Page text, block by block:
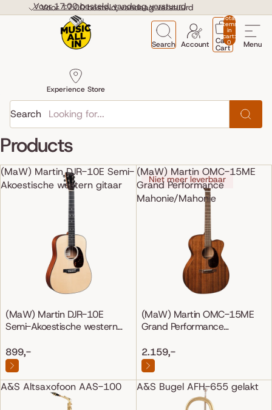
Voor 17:00 besteld, vandaag verstuurd
Voor 17:00 besteld, vandaag verstuurd
Menu
Search
Experience Store
Account
Total
items
in
cart:
0
Cart
Cart
Search
Products
(MaW) Martin DJR-10E Semi-
Akoestische western gitaar
(MaW) Martin DJR-10E
Semi-Akoestische western
899,-
(MaW) Martin OMC-15ME
Grand Performance
Mahonie/Mahonie
Niet meer leverbaar
(MaW) Martin OMC-15ME
Grand Performance
2.159,-
A&S Altsaxofoon AAS-100 A&S Bugel AFH-655 gelakt